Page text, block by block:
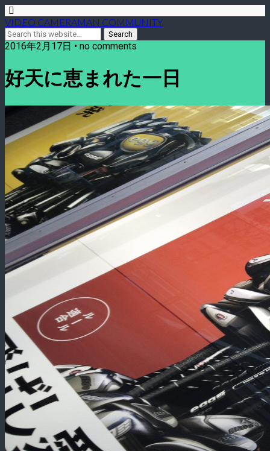
VIDEO CAMERAMAN COMMUNITY
2016年2月17日 • no comments
好天に恵まれた一日